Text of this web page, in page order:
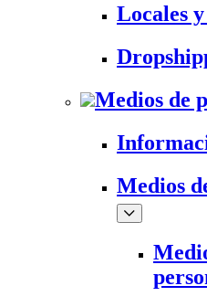
Locales
Medios de
Medios